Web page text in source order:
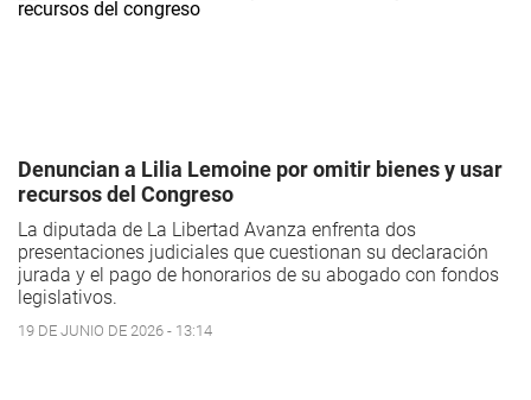
Denuncian a Lilia Lemoine por omitir bienes y usar
recursos del Congreso
La diputada de La Libertad Avanza enfrenta dos
presentaciones judiciales que cuestionan su declaración
jurada y el pago de honorarios de su abogado con fondos
legislativos.
19 DE JUNIO DE 2026 - 13:14